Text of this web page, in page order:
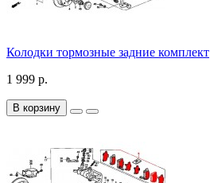
Колодки тормозные задние комплект
1 999 р.
В корзину